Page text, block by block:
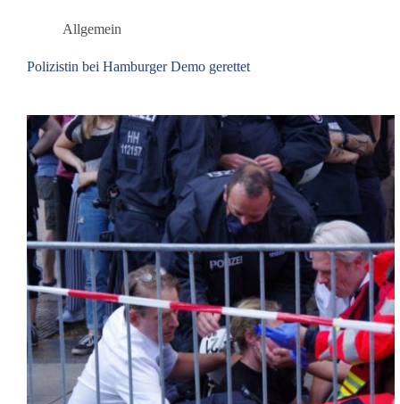
zum
Impfstoff
„Comirnaty“
der
BioNTech
Allgemein
Polizistin bei Hamburger Demo gerettet